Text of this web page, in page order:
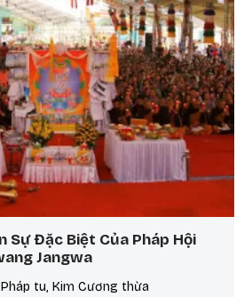
Sự Đặc Biệt Của Pháp Hội
Jangwa
tu, Kim Cương thừa